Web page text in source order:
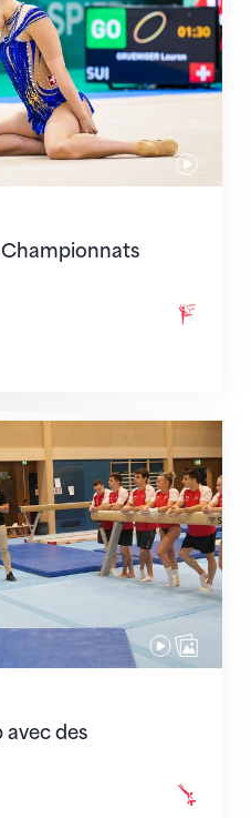
Championnats
avec des
des objectifs clairs